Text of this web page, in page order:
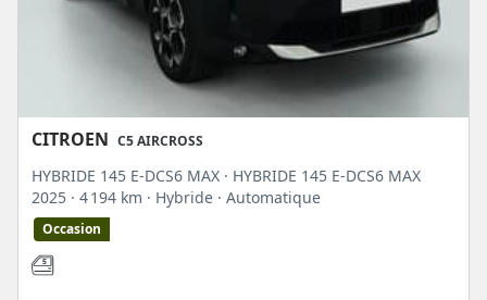
CITROEN C5 AIRCROSS
HYBRIDE 145 E-DCS6 MAX · HYBRIDE 145 E-DCS6 MAX
2025 · 4 194 km · Hybride · Automatique
Occasion